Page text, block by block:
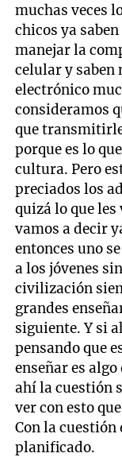
muchas veces
chicos ya
manejar la
celular y saben
electrónico
consideramos
que
porque es lo
cultura. Pero
preciados los
quizá lo que les
vamos a decir
entonces uno
a los jóvenes
civilización
grandes
siguiente. Y si
pensando que
enseñar es
ahí la cuestión
ver con esto
Con la cuestión
planificado.